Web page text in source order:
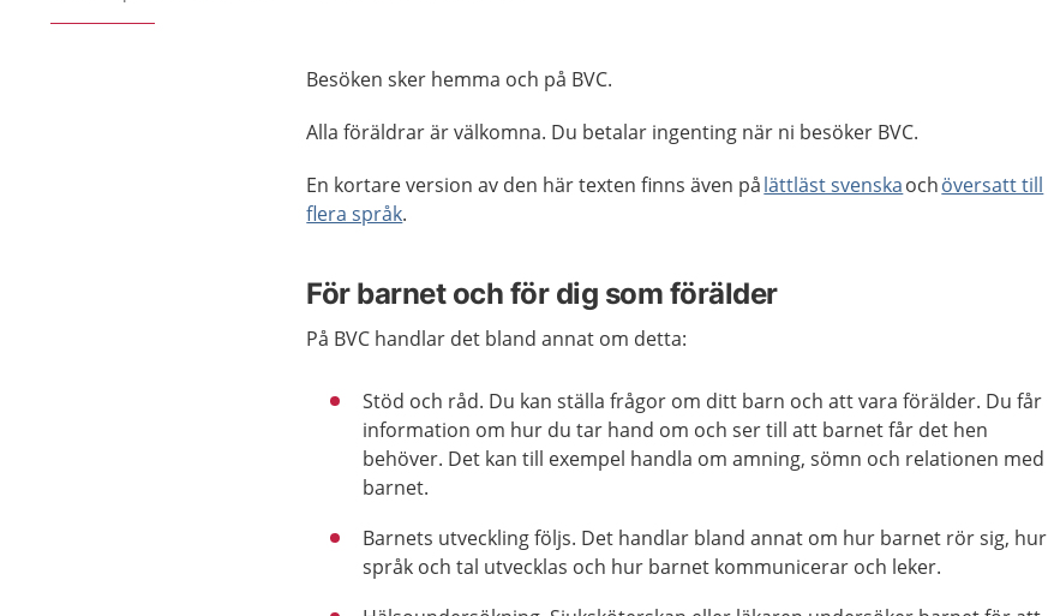
Besöken sker hemma och på BVC.
Alla föräldrar är välkomna. Du betalar ingenting när ni besöker BVC.
En kortare version av den här texten finns även pålättläst svenskaochöversatt till
flera språk.
För barnet och för dig som förälder
På BVC handlar det bland annat om detta:
Stöd och råd. Du kan ställa frågor om ditt barn och att vara förälder. Du får
information om hur du tar hand om och ser till att barnet får det hen
behöver. Det kan till exempel handla om amning, sömn och relationen med
barnet.
Barnets utveckling följs. Det handlar bland annat om hur barnet rör sig, hur
språk och tal utvecklas och hur barnet kommunicerar och leker.